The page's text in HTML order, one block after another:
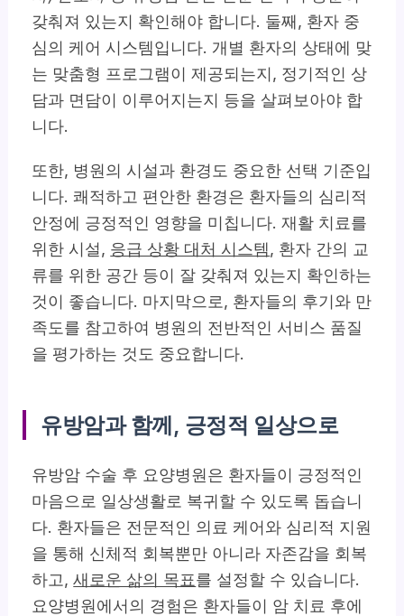
갖춰져 있는지 확인해야 합니다. 둘째, 환자 중
심의 케어 시스템입니다. 개별 환자의 상태에 맞
는 맞춤형 프로그램이 제공되는지, 정기적인 상
담과 면담이 이루어지는지 등을 살펴보아야 합
니다.
또한, 병원의 시설과 환경도 중요한 선택 기준입
니다. 쾌적하고 편안한 환경은 환자들의 심리적
안정에 긍정적인 영향을 미칩니다. 재활 치료를
위한 시설, 응급 상황 대처 시스템, 환자 간의 교
류를 위한 공간 등이 잘 갖춰져 있는지 확인하는
것이 좋습니다. 마지막으로, 환자들의 후기와 만
족도를 참고하여 병원의 전반적인 서비스 품질
을 평가하는 것도 중요합니다.
유방암과 함께, 긍정적 일상으로
유방암 수술 후 요양병원은 환자들이 긍정적인
마음으로 일상생활로 복귀할 수 있도록 돕습니
다. 환자들은 전문적인 의료 케어와 심리적 지원
을 통해 신체적 회복뿐만 아니라 자존감을 회복
하고,새로운 삶의 목표를 설정할 수 있습니다.
요양병원에서의 경험은 환자들이 암 치료 후에